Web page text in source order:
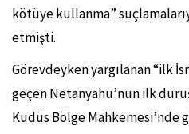
kötüye kullanma”
etmişti.
Görevdeyken yargılanan “ilk
geçen Netanyahu’nun ilk
Kudüs Bölge Mahkemesi’nde